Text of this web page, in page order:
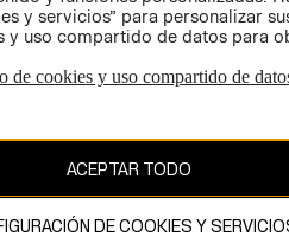
AB
y servicios” para personalizar
y uso compartido de datos para
de cookies y uso compartido de
ACEPTAR TODO
DE COOKIES Y